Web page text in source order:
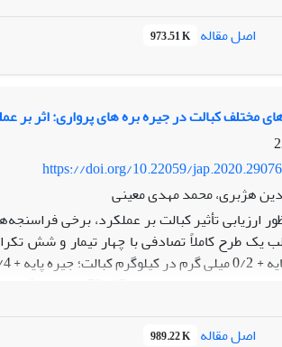
اصل مقاله 973.51 K
مختلف کبالت در جیره بره های پرواری: اثر
https://doi.org/10.22059/
هژبری، محمد مهدی معینی
اصل مقاله 989.22 K